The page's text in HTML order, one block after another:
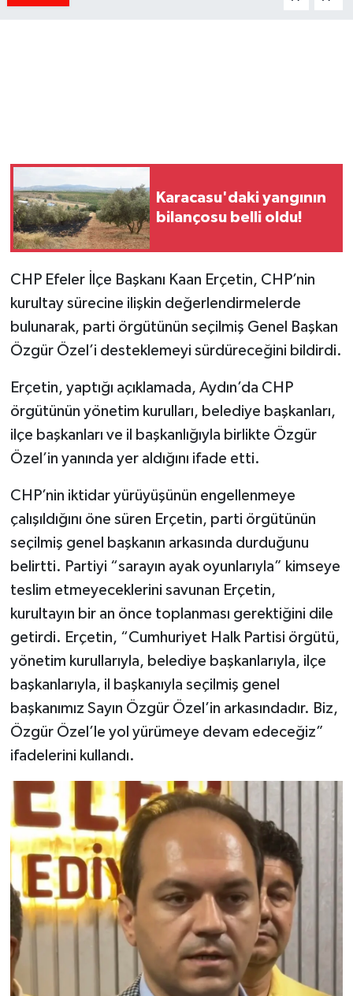
Karacasu'daki yangının
bilançosu belli oldu!
CHP Efeler İlçe Başkanı Kaan Erçetin, CHP’nin
kurultay sürecine ilişkin değerlendirmelerde
bulunarak, parti örgütünün seçilmiş Genel Başkan
Özgür Özel’i desteklemeyi sürdüreceğini bildirdi.
Erçetin, yaptığı açıklamada, Aydın’da CHP
örgütünün yönetim kurulları, belediye başkanları,
ilçe başkanları ve il başkanlığıyla birlikte Özgür
Özel’in yanında yer aldığını ifade etti.
CHP’nin iktidar yürüyüşünün engellenmeye
çalışıldığını öne süren Erçetin, parti örgütünün
seçilmiş genel başkanın arkasında durduğunu
belirtti. Partiyi “sarayın ayak oyunlarıyla” kimseye
teslim etmeyeceklerini savunan Erçetin,
kurultayın bir an önce toplanması gerektiğini dile
getirdi. Erçetin, “Cumhuriyet Halk Partisi örgütü,
yönetim kurullarıyla, belediye başkanlarıyla, ilçe
başkanlarıyla, il başkanıyla seçilmiş genel
başkanımız Sayın Özgür Özel’in arkasındadır. Biz,
Özgür Özel’le yol yürümeye devam edeceğiz”
ifadelerini kullandı.